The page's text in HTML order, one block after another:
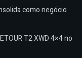
como negócio
T2 XWD 4×4 no